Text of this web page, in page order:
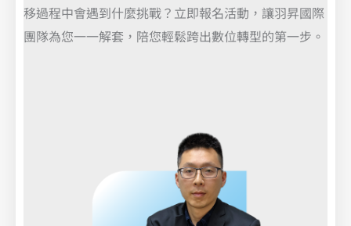
移過程中會遇到什麼挑戰？立即報名活動，讓羽昇國際
團隊為您一一解套，陪您輕鬆跨出數位轉型的第一步。